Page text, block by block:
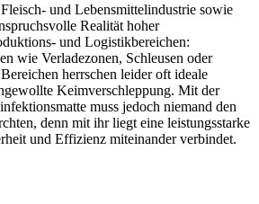
und Lebensmittelindustrie sowie
Realität hoher
und Logistikbereichen:
wie Verladezonen, Schleusen oder
herrschen leider oft ideale
Keimverschleppung. Mit der
muss jedoch niemand den
denn mit ihr liegt eine leistungsstarke
und Effizienz miteinander verbindet.